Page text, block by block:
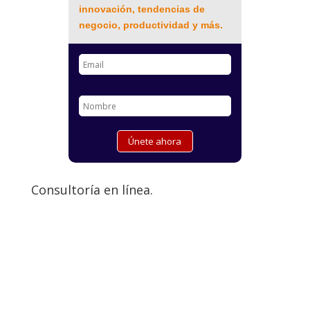
innovación, tendencias de
negocio, productividad y más.
Consultoría en línea.